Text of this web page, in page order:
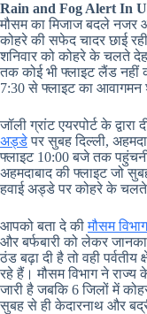
Rain and Fog Alert In
मौसम का मिजाज बदले नजर
कोहरे की सफेद चादर छाई
शनिवार को कोहरे के चलते
तक कोई भी फ्लाइट लैंड नहीं
7:30 से फ्लाइट का आवागमन
जॉली ग्रांट एयरपोर्ट के
अड्डेपर सुबह दिल्ली,
फ्लाइट 10:00 बजे तक
अहमदाबाद की फ्लाइट जो
हवाई अड्डे पर कोहरे के चलते
आपको बता दे कीमौसम विभाग
और बर्फबारी को लेकर
ठंड बढ़ा दी है तो वही
रहे हैं। मौसम विभाग ने राज्य
जारी है जबकि 6 जिलों में
सुबह से ही केदारनाथ और